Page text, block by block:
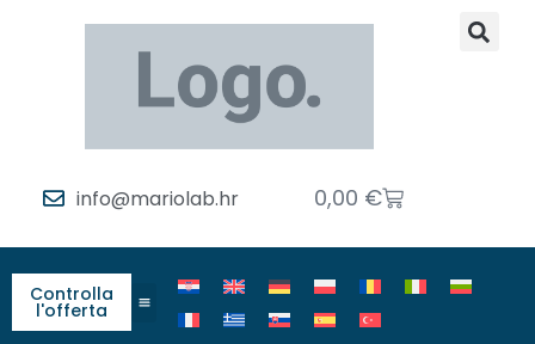
info@mariolab.hr 0,00 €
Controlla
l'offerta